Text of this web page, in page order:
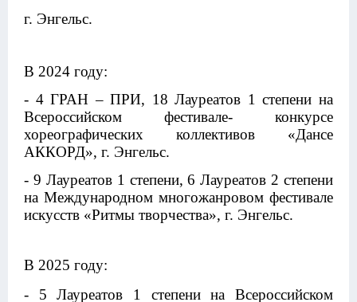
г. Энгельс.
В 2024 году:
- 4 ГРАН – ПРИ, 18 Лауреатов 1 степени на
Всероссийском фестивале- конкурсе
хореографических коллективов «Дансе
АККОРД», г. Энгельс.
- 9 Лауреатов 1 степени, 6 Лауреатов 2 степени
на Международном многожанровом фестивале
искусств «Ритмы творчества», г. Энгельс.
В 2025 году:
- 5 Лауреатов 1 степени на Всероссийском